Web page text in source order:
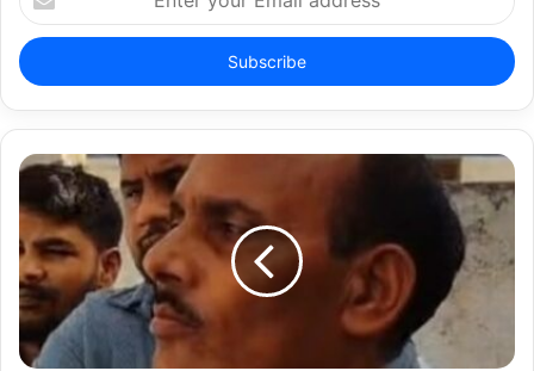
your
Email
address